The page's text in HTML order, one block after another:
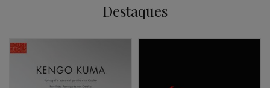
Destaques